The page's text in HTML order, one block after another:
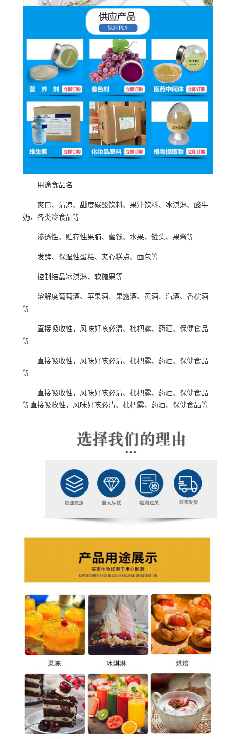
用途食品名
爽口、清凉、甜度碳酸饮料、果汁饮料、冰淇淋、酸牛
奶、各类冷食品等
渗透性、贮存性果脯、蜜饯、水果、罐头、果酱等
发酵、保湿性蛋糕、夹心糕点、面包等
控制结晶冰淇淋、软糖果等
溶解度葡萄酒、苹果酒、果露酒、黄酒、汽酒、香槟酒
等
直接吸收性，风味好咳必清、枇杷露、药酒、保健食品
等
直接吸收性，风味好咳必清、枇杷露、药酒、保健食品
等
直接吸收性，风味好咳必清、枇杷露、药酒、保健食品
等直接吸收性，风味好咳必清、枇杷露、药酒、保健食品等